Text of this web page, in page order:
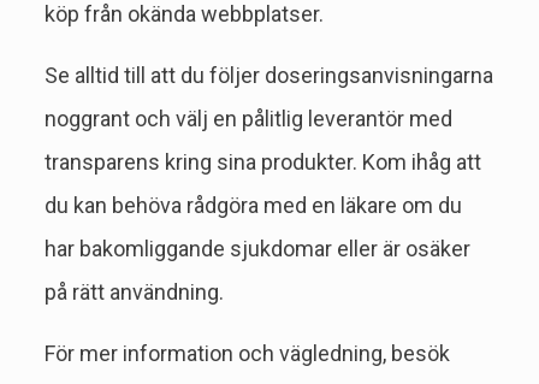
köp från okända webbplatser.
Se alltid till att du följer doseringsanvisningarna
noggrant och välj en pålitlig leverantör med
transparens kring sina produkter. Kom ihåg att
du kan behöva rådgöra med en läkare om du
har bakomliggande sjukdomar eller är osäker
på rätt användning.
För mer information och vägledning, besök